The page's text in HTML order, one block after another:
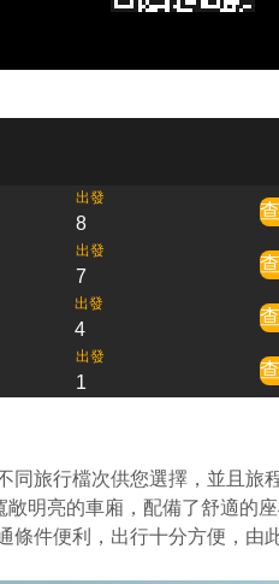
出發
8
出發
7
出發
4
出發
1
同旅行檔次供您選擇，並且旅
明亮的車廂，配備了舒適的
條件便利，出行十分方便，由